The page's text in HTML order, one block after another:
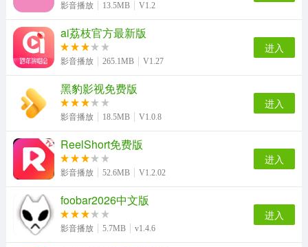
影音播放 13.5MB V1.2
ai荔枝官方最新版
影音播放 265.1MB V1.27
进入
黑豹影视免费版
影音播放 18.5MB V1.0.8
进入
ReelShort免费版
影音播放 52.6MB V1.2.02
进入
foobar2026中文版
影音播放 5.7MB v1.4.6
进入